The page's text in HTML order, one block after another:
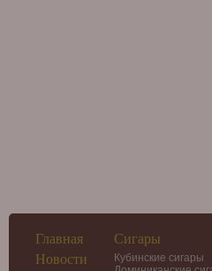
Главная
Новости
Сигары
Кубинские сигары